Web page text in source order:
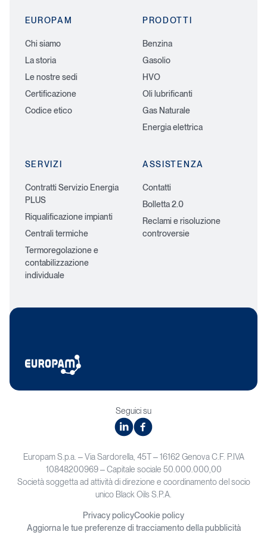
EUROPAM
Chi siamo
La storia
Le nostre sedi
Certificazione
Codice etico
PRODOTTI
Benzina
Gasolio
HVO
Oli lubrificanti
Gas Naturale
Energia elettrica
SERVIZI
Contratti Servizio Energia
PLUS
Riqualificazione impianti
Centrali termiche
Termoregolazione e
contabilizzazione
individuale
ASSISTENZA
Contatti
Bolletta 2.0
Reclami e risoluzione
controversie
Seguici su
linkedinfacebook
Europam S.p.a. – Via Sardorella, 45T – 16162 Genova C.F. P.IVA
10848200969 – Capitale sociale 50.000.000,00
Società soggetta ad attività di direzione e coordinamento del socio
unico Black Oils S.P.A.
Privacy policyCookie policy
Aggiorna le tue preferenze di tracciamento della pubblicità